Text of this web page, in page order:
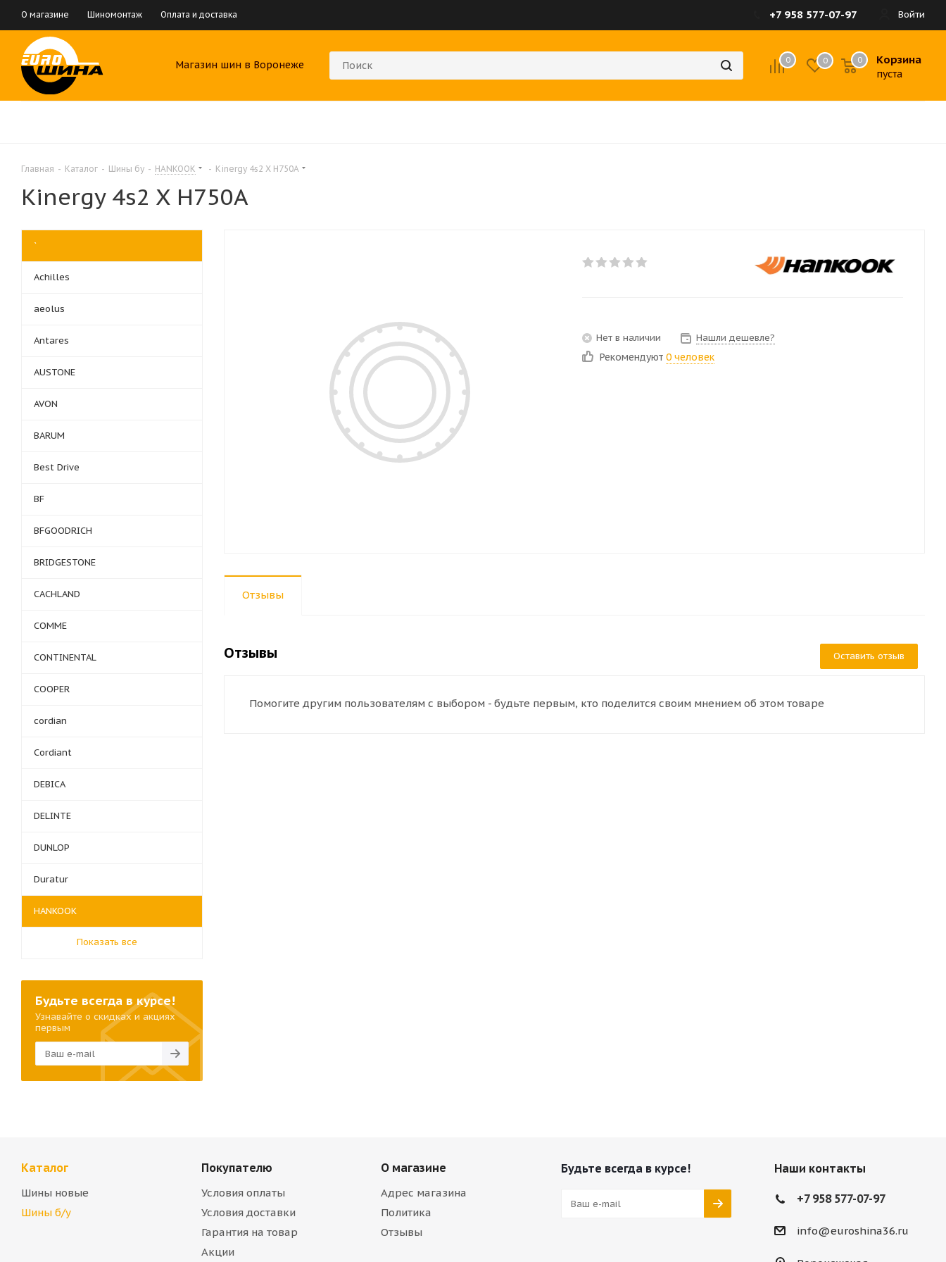
О магазине Шиномонтаж Оплата и доставка Войти
+7 958 577-07-97
Магазин шин в Воронеже 0 0 Корзина
пуста
0
Главная - Каталог - Шины бу - HANKOOK - Kinergy 4s2 X H750A
Kinergy 4s2 X H750A
Нет в наличии Нашли дешевле?
Рекомендуют 0 человек
Отзывы
Отзывы Оставить отзыв
Помогите другим пользователям с выбором - будьте первым, кто поделится своим мнением об этом товаре
`
Achilles
aeolus
Antares
AUSTONE
AVON
BARUM
Best Drive
BF
BFGOODRICH
BRIDGESTONE
CACHLAND
COMME
CONTINENTAL
COOPER
cordian
Cordiant
DEBICA
DELINTE
DUNLOP
Duratur
HANKOOK
Показать все
Будьте всегда в курсе!
Узнавайте о скидках и акциях
первым
Каталог
Шины новые
Шины б/у
Покупателю
Условия оплаты
Условия доставки
Гарантия на товар
Акции
О магазине
Адрес магазина
Политика
Отзывы
Будьте всегда в курсе! Наши контакты
+7 958 577-07-97
info@euroshina36.ru